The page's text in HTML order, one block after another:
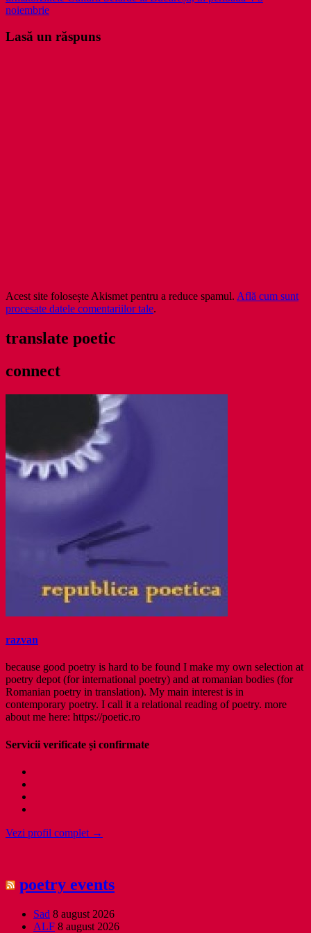
articole
noiembrie
Lasă un răspuns
Acest site folosește Akismet pentru a reduce spamul. Află cum sunt
procesate datele comentariilor tale.
translate poetic
connect
razvan
because good poetry is hard to be found I make my own selection at
poetry depot (for international poetry) and at romanian bodies (for
Romanian poetry in translation). My main interest is in
contemporary poetry. I call it a relational reading of poetry. more
about me here: https://poetic.ro
Servicii verificate și confirmate
Vezi profil complet →
poetry events
Sad 8 august 2026
ALF 8 august 2026